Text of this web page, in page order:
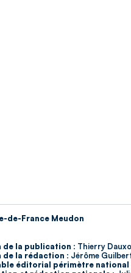
de-France Meudon
de la publication : Thierry
de la rédaction : Jérôme
éditorial périmètre national